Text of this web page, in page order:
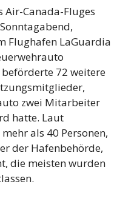
Air-Canada-Fluges
Flughafen LaGuardia
72 weitere
zwei Mitarbeiter
hatte. Laut
als 40 Personen,
der Hafenbehörde,
die meisten wurden